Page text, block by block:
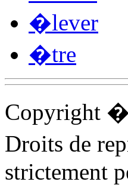
�lever
�tre
Copyright
Droits de
strictement